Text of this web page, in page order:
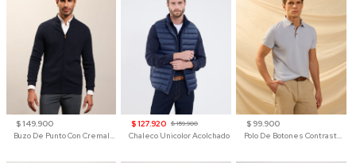
$ 149.900
$ 127.920 $ 159.900
Chaleco Unicolor Acolchado
$ 99.900
Polo De Botones Contraste Para Hombre